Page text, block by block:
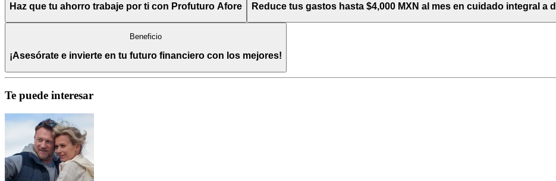
Haz que tu ahorro trabaje por ti con Profuturo Afore Reduce tus gastos hasta $4,000 MXN al mes en cuidado integral a
Beneficio
¡Asesórate e invierte en tu futuro financiero con los mejores!
Te puede interesar